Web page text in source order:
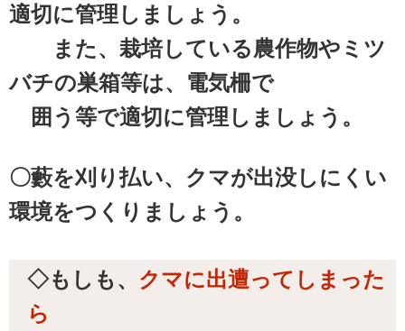
適切に管理しましょう。
また、栽培している農作物やミツ
バチの巣箱等は、電気柵で
囲う等で適切に管理しましょう。
〇藪を刈り払い、クマが出没しにくい
環境をつくりましょう。
◇もしも、 クマに出遭ってしまった
ら